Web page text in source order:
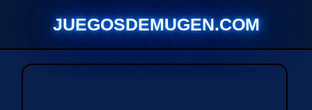
JUEGOSDEMUGEN.COM